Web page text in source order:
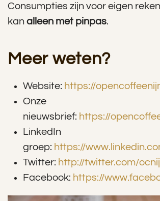
Consumpties zijn voor eigen
kan alleen met pinpas.
Meer weten?
Website: https://
Onze
nieuwsbrief: https://
LinkedIn
groep: https://
Twitter: http://twitter.com/
Facebook: https://